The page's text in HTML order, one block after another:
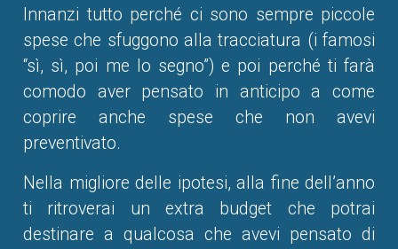
Innanzi tutto perché ci sono sempre piccole
spese che sfuggono alla tracciatura (i famosi
“sì, sì, poi me lo segno”) e poi perché ti farà
comodo aver pensato in anticipo a come
coprire anche spese che non avevi
preventivato.
Nella migliore delle ipotesi, alla fine dell’anno
ti ritroverai un extra budget che potrai
destinare a qualcosa che avevi pensato di